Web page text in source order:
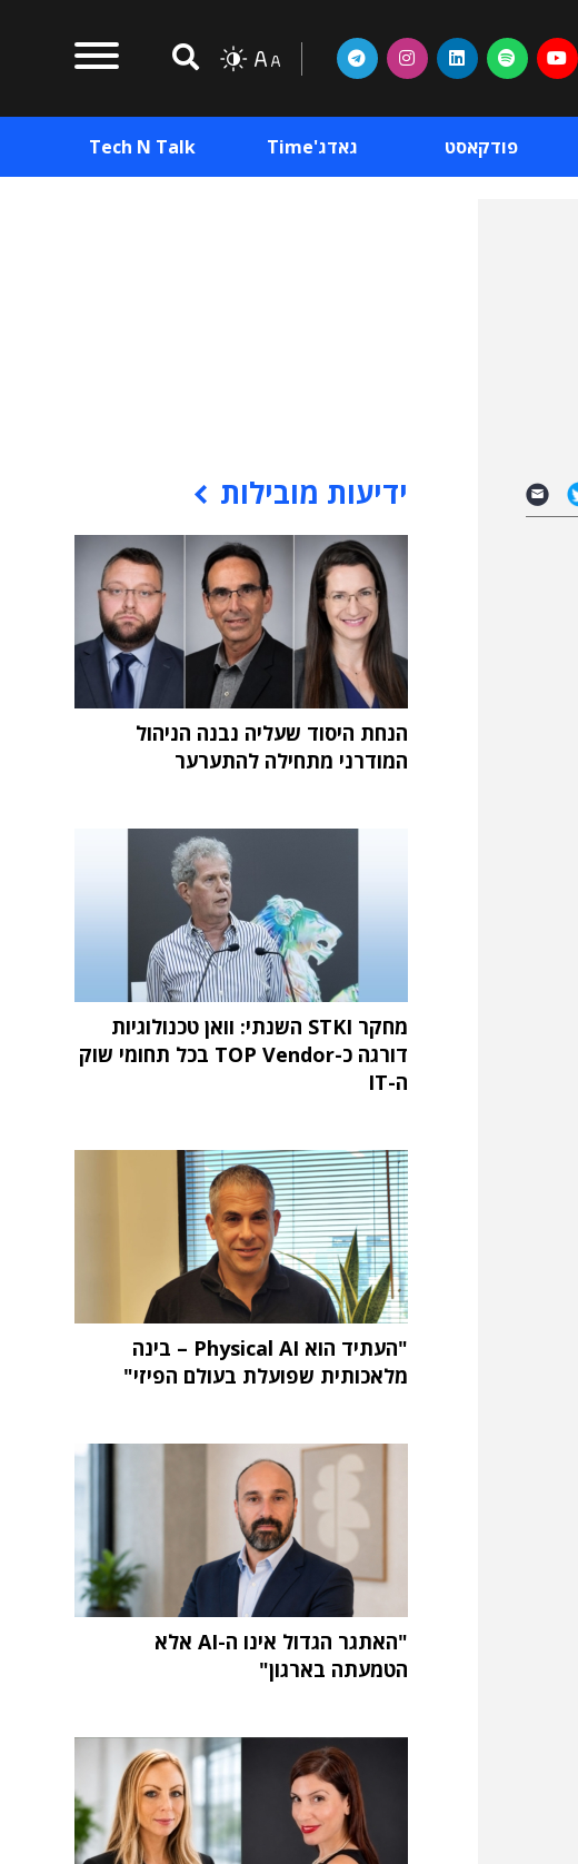
פודקאסט גאדג'Time Tech N Talk
ידיעות מובילות
הנחת היסוד שעליה נבנה הניהול
המודרני מתחילה להתערער
מחקר STKI השנתי: וואן טכנולוגיות
דורגה כ-TOP Vendor בכל תחומי שוק
ה-IT
"העתיד הוא Physical AI – בינה
מלאכותית שפועלת בעולם הפיזי"
"האתגר הגדול אינו ה-AI אלא
הטמעתה בארגון"